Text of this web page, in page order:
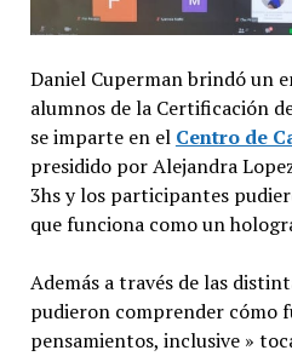
Daniel Cuperman brindó un
alumnos de la Certificación
se imparte en el Centro de
presidido por Alejandra
3hs y los participantes
que funciona como un
Además a través de las
pudieron comprender cómo
pensamientos, inclusive »